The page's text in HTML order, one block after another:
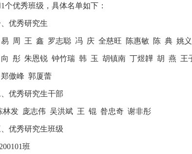
1个优秀班级，具体名单如下：
优秀研究生
易 周 王 鑫 罗志聪 冯 庆 全慈旺 陈惠敏 陈 典 姚
向 彤 朱恩锐 钟竹瑞 韩 玉 胡镇南 丁煜韡 胡 燕 王
郑傲峰 郭厦蕾
、优秀研究生干部
林发 庞志伟 吴洪斌 王 锟 昝忠奇 谢非彤
优秀研究生班级
班